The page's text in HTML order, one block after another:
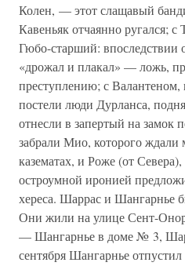
Колен, — этот слащавый
Кавеньяк отчаянно ругался; с
Гюбо-старший: впоследствии
«дрожал и плакал» — ложь,
преступлению; с Валантеном,
постели люди Дурланса,
отнесли в запертый на замок
забрали Мио, которого ждали
казематах, и Роже (от
остроумной иронией
хереса. Шаррас и Шангарнье
Они жили на улице Сент-
— Шангарнье в доме № 3,
сентября Шангарнье отпустил